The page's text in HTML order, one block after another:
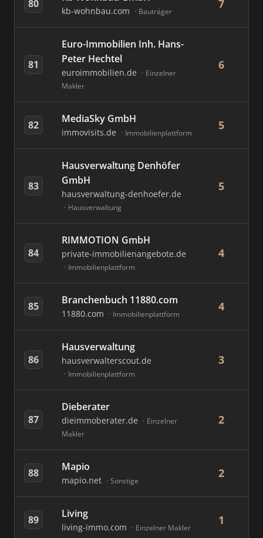
80
kb-wohnbau.com Bauträger
7
81
Euro-Immobilien Inh. Hans-
Peter Hechtel
euroimmobilien.de
Einzelner
Makler
6
82 MediaSky GmbH
immovisits.de Immobilienplattform
5
83
Hausverwaltung Denhöfer
GmbH
hausverwaltung-denhoefer.de
Hausverwaltung
5
84
RIMMOTION GmbH
private-immobilienangebote.de
Immobilienplattform
4
85 Branchenbuch 11880.com
11880.com Immobilienplattform
4
86
Hausverwaltung
hausverwalterscout.de
Immobilienplattform
3
87
Dieberater
dieimmoberater.de
Einzelner
Makler
2
88 Mapio
mapio.net Sonstige
2
89 Living
living-immo.com Einzelner Makler
1